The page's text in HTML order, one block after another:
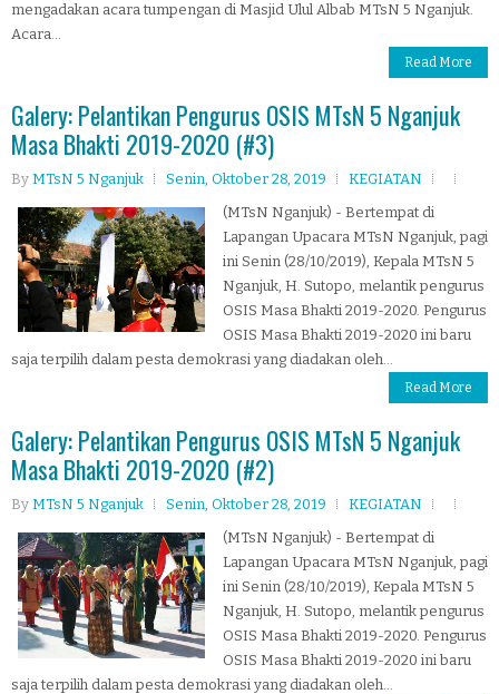
mengadakan acara tumpengan di Masjid Ulul Albab MTsN 5 Nganjuk.
Acara...
Read More
Galery: Pelantikan Pengurus OSIS MTsN 5 Nganjuk
Masa Bhakti 2019-2020 (#3)
By MTsN 5 Nganjuk Senin, Oktober 28, 2019
KEGIATAN
(MTsN Nganjuk) - Bertempat di
Lapangan Upacara MTsN Nganjuk, pagi
ini Senin (28/10/2019), Kepala MTsN 5
Nganjuk, H. Sutopo, melantik pengurus
OSIS Masa Bhakti 2019-2020. Pengurus
OSIS Masa Bhakti 2019-2020 ini baru
saja terpilih dalam pesta demokrasi yang diadakan oleh...
Read More
Galery: Pelantikan Pengurus OSIS MTsN 5 Nganjuk
Masa Bhakti 2019-2020 (#2)
By MTsN 5 Nganjuk Senin, Oktober 28, 2019
KEGIATAN
(MTsN Nganjuk) - Bertempat di
Lapangan Upacara MTsN Nganjuk, pagi
ini Senin (28/10/2019), Kepala MTsN 5
Nganjuk, H. Sutopo, melantik pengurus
OSIS Masa Bhakti 2019-2020. Pengurus
OSIS Masa Bhakti 2019-2020 ini baru
saja terpilih dalam pesta demokrasi yang diadakan oleh...